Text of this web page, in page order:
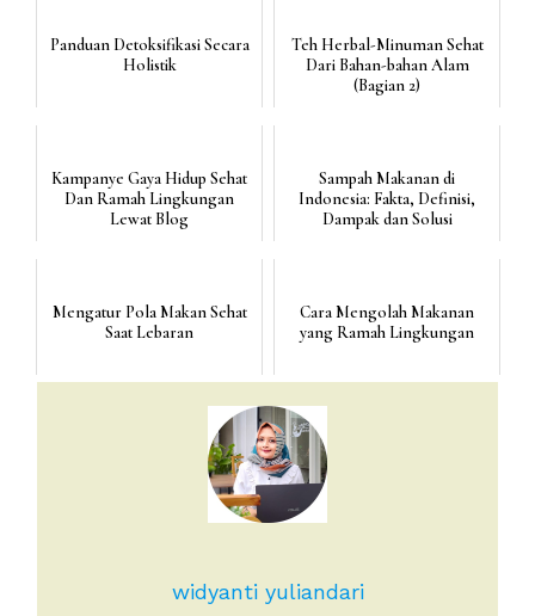
Panduan Detoksifikasi Secara
Holistik
Teh Herbal-Minuman Sehat
Dari Bahan-bahan Alam
(Bagian 2)
Kampanye Gaya Hidup Sehat
Dan Ramah Lingkungan
Lewat Blog
Sampah Makanan di
Indonesia: Fakta, Definisi,
Dampak dan Solusi
Mengatur Pola Makan Sehat
Saat Lebaran
Cara Mengolah Makanan
yang Ramah Lingkungan
widyanti yuliandari